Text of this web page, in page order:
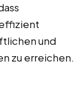
und
zu erreichen.